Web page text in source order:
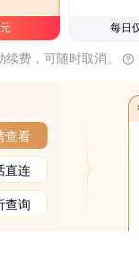
每日
费，可随时取消。
查看
直连
查询